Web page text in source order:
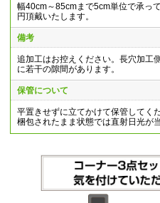
幅40cm～85cmまで5cm単位で承っ
円頂戴いたします。
備考
追加工はお控えください。長穴加工
に若干の隙間があります。
保管について
平置きせずに立てかけて保管してくだ
梱包されたまま状態では直射日光が